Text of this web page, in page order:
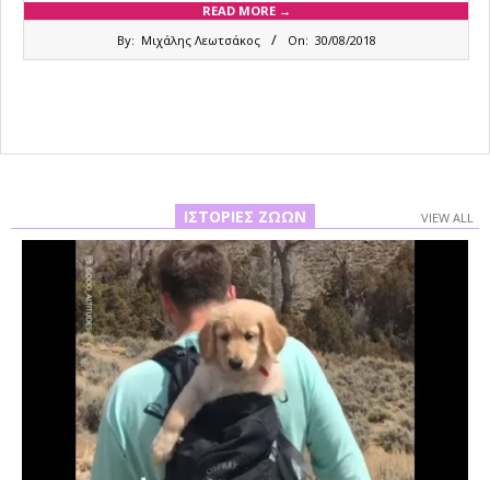
READ MORE →
By: Μιχάλης Λεωτσάκος On: 30/08/2018
ΙΣΤΟΡΊΕΣ ΖΏΩΝ VIEW ALL